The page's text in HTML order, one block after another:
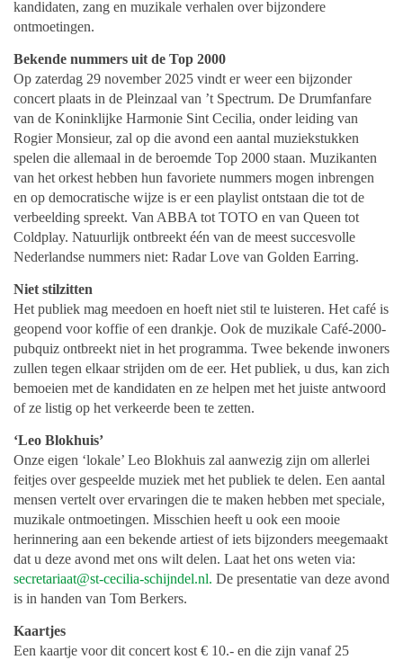
kandidaten, zang en muzikale verhalen over bijzondere
ontmoetingen.
Bekende nummers uit de Top 2000
Op zaterdag 29 november 2025 vindt er weer een bijzonder
concert plaats in de Pleinzaal van ’t Spectrum. De Drumfanfare
van de Koninklijke Harmonie Sint Cecilia, onder leiding van
Rogier Monsieur, zal op die avond een aantal muziekstukken
spelen die allemaal in de beroemde Top 2000 staan. Muzikanten
van het orkest hebben hun favoriete nummers mogen inbrengen
en op democratische wijze is er een playlist ontstaan die tot de
verbeelding spreekt. Van ABBA tot TOTO en van Queen tot
Coldplay. Natuurlijk ontbreekt één van de meest succesvolle
Nederlandse nummers niet: Radar Love van Golden Earring.
Niet stilzitten
Het publiek mag meedoen en hoeft niet stil te luisteren. Het café is
geopend voor koffie of een drankje. Ook de muzikale Café-2000-
pubquiz ontbreekt niet in het programma. Twee bekende inwoners
zullen tegen elkaar strijden om de eer. Het publiek, u dus, kan zich
bemoeien met de kandidaten en ze helpen met het juiste antwoord
of ze listig op het verkeerde been te zetten.
‘Leo Blokhuis’
Onze eigen ‘lokale’ Leo Blokhuis zal aanwezig zijn om allerlei
feitjes over gespeelde muziek met het publiek te delen. Een aantal
mensen vertelt over ervaringen die te maken hebben met speciale,
muzikale ontmoetingen. Misschien heeft u ook een mooie
herinnering aan een bekende artiest of iets bijzonders meegemaakt
dat u deze avond met ons wilt delen. Laat het ons weten via:
secretariaat@st-cecilia-schijndel.nl. De presentatie van deze avond
is in handen van Tom Berkers.
Kaartjes
Een kaartje voor dit concert kost € 10.- en die zijn vanaf 25